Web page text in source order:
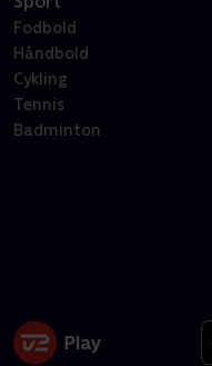
Fodbold
Håndbold
Cykling
Tennis
Badminton